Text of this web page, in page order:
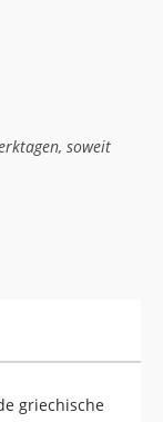
soweit
griechische